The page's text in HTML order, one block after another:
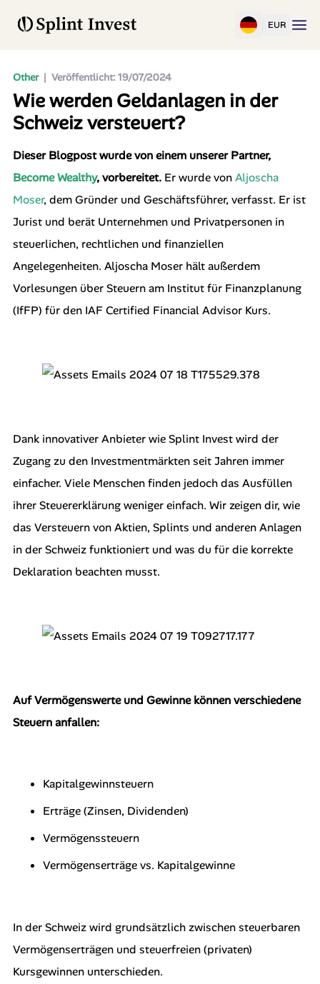
EUR
Other | Veröffentlicht: 19/07/2024
Wie werden Geldanlagen in der
Schweiz versteuert?
Dieser Blogpost wurde von einem unserer Partner,
Become Wealthy, vorbereitet.Er wurde vonAljoscha
Moser, dem Gründer und Geschäftsführer, verfasst. Er ist
Jurist und berät Unternehmen und Privatpersonen in
steuerlichen, rechtlichen und finanziellen
Angelegenheiten. Aljoscha Moser hält außerdem
Vorlesungen über Steuern am Institut für Finanzplanung
(IfFP) für den IAF Certified Financial Advisor Kurs.
Dank innovativer Anbieter wie Splint Invest wird der
Zugang zu den Investmentmärkten seit Jahren immer
einfacher. Viele Menschen finden jedoch das Ausfüllen
ihrer Steuererklärung weniger einfach. Wir zeigen dir, wie
das Versteuern von Aktien, Splints und anderen Anlagen
in der Schweiz funktioniert und was du für die korrekte
Deklaration beachten musst.
Auf Vermögenswerte und Gewinne können verschiedene
Steuern anfallen:
Kapitalgewinnsteuern
Erträge (Zinsen, Dividenden)
Vermögenssteuern
Vermögenserträge vs. Kapitalgewinne
In der Schweiz wird grundsätzlich zwischen steuerbaren
Vermögenserträgen und steuerfreien (privaten)
Kursgewinnen unterschieden.